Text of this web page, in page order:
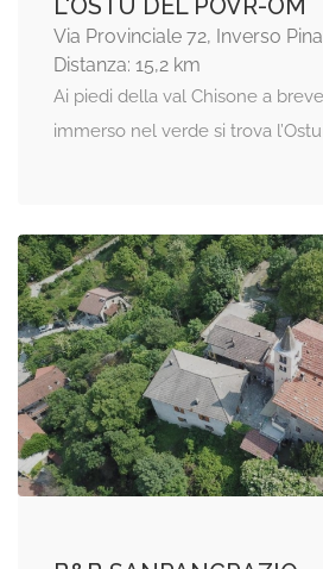
L'OSTU DEL POVR-OM
Via Provinciale 72, Inverso
Distanza: 15,2 km
Ai piedi della val Chisone a
immerso nel verde si trova